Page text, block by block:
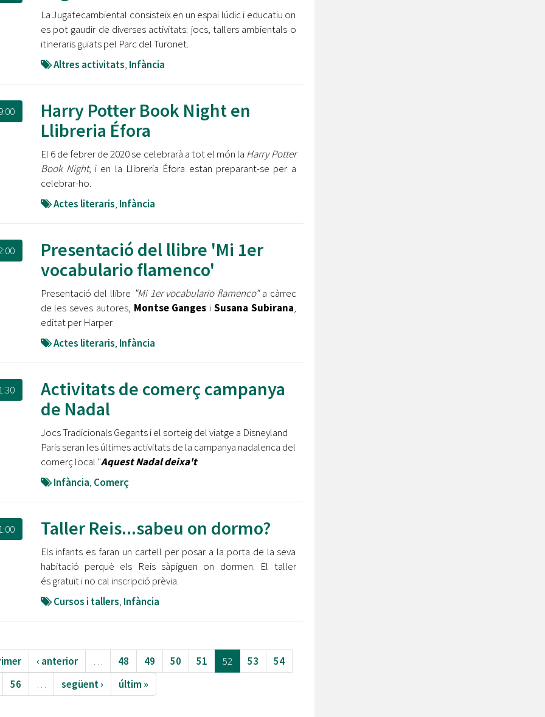
La Jugatecambiental consisteix en un espai lúdic i educatiu on
es pot gaudir de diverses activitats: jocs, tallers ambientals o
itineraris guiats pel Parc del Turonet.
Altres activitats, Infància
Harry Potter Book Night en
Llibreria Éfora
El 6 de febrer de 2020 se celebrarà a tot el món la Harry Potter
Book Night, i en la Llibreria Éfora estan preparant-se per a
celebrar-ho.
Actes literaris, Infància
Presentació del llibre 'Mi 1er
vocabulario flamenco'
Presentació del llibre "Mi 1er vocabulario flamenco"a càrrec
de les seves autores, Montse Ganges i Susana Subirana,
editat per Harper
Actes literaris, Infància
Activitats de comerç campanya
de Nadal
Jocs Tradicionals Gegants i el sorteig del viatge a Disneyland
Paris seran les últimes activitats de la campanya nadalenca del
comerç local ''Aquest Nadal deixa't
Infància, Comerç
Taller Reis...sabeu on dormo?
Els infants es faran un cartell per posar a la porta de la seva
habitació perquè els Reis sàpiguen on dormen. El taller
és gratuït i no cal inscripció prèvia.
Cursos i tallers, Infància
‹ anterior … 48 49 50 51 52 53
54
56
… següent › últim »